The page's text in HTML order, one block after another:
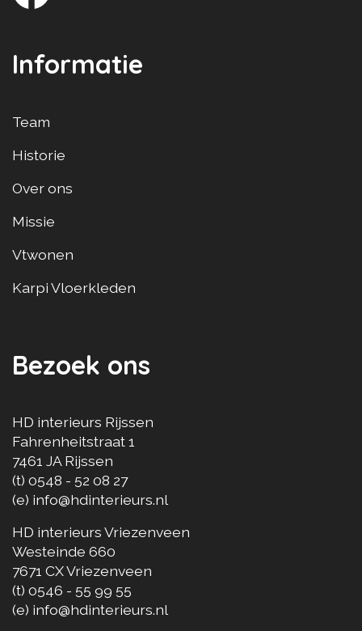
Informatie
Team
Historie
Over ons
Missie
Vtwonen
Karpi Vloerkleden
Bezoek ons
HD interieurs Rijssen
Fahrenheitstraat 1
7461 JA Rijssen
(t) 0548 - 52 08 27
(e) info@hdinterieurs.nl
HD interieurs Vriezenveen
Westeinde 660
7671 CXVriezenveen
(t) 0546 - 55 99 55
(e) info@hdinterieurs.nl